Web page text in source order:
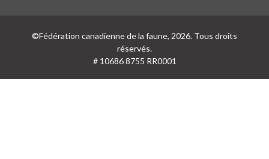
©Fédération canadienne de la faune, 2026. Tous droits
réservés.
# 10686 8755 RR0001